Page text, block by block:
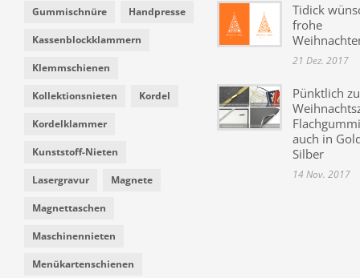
Gummischnüre Handpresse
Kassenblockklammern
Klemmschienen
Kollektionsnieten Kordel
Kordelklammer
Kunststoff-Nieten
Lasergravur Magnete
Magnettaschen
Maschinennieten
Menükartenschienen
Tidick
frohe
21 Dez. 2017
Pünktlich
auch in
Silber
14 Nov. 2017